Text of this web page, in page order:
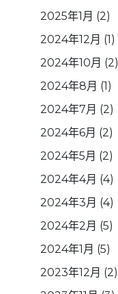
2025年1月 (2)
2024年12月 (1)
2024年10月 (2)
2024年8月 (1)
2024年7月 (2)
2024年6月 (2)
2024年5月 (2)
2024年4月 (4)
2024年3月 (4)
2024年2月 (5)
2024年1月 (5)
2023年12月 (2)